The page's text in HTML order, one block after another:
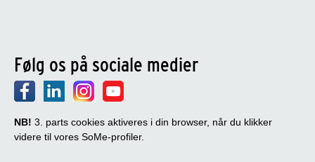
Følg os på sociale medier
NB! 3. parts cookies aktiveres i din browser, når du klikker
videre til vores SoMe-profiler.